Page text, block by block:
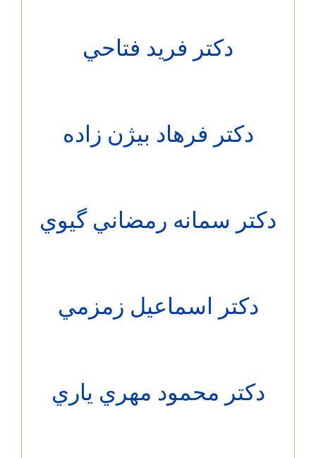
دکتر فريد فتاحي
دکتر فرهاد بيژن زاده
سمانه رمضاني گيوي
دکتر اسماعيل زمزمي
محمود مهري ياري